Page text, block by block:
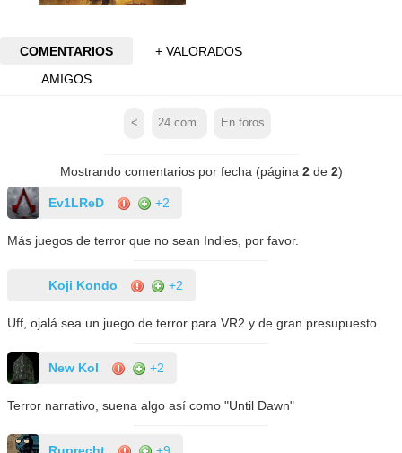
COMENTARIOS
+ VALORADOS
AMIGOS
< 24 com. En foros
Mostrando comentarios por fecha (página 2de 2)
Ev1LReD +2
Más juegos de terror que no sean Indies, por favor.
Koji Kondo +2
Uff, ojalá sea un juego de terror para VR2 y de gran presupuesto
New Kol +2
Terror narrativo, suena algo así como "Until Dawn"